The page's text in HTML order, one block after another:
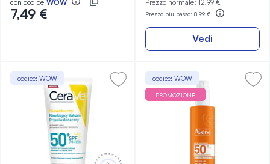
con codice WOW
7,49 €
Prezzo normale: 12,99 €
Prezzo più basso: 8,99 €
Vedi
codice: WOW codice: WOW
PROMOZIONE